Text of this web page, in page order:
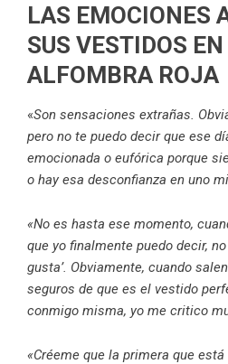
LAS EMOCIONES
SUS VESTIDOS
ALFOMBRA ROJA
«Son sensaciones extrañas.
pero no te puedo decir que ese
emocionada o eufórica porque
o hay esa desconfianza en uno
«No es hasta ese momento,
que yo finalmente puedo decir,
gusta’. Obviamente, cuando
seguros de que es el vestido
conmigo misma, yo me critico
«Créeme que la primera que